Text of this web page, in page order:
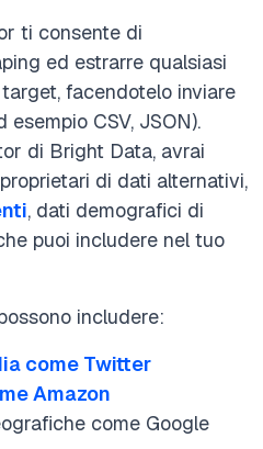
ti consente di
ed estrarre qualsiasi
facendotelo inviare
CSV, JSON).
di Bright Data, avrai
di dati alternativi,
, dati demografici di
puoi includere nel tuo
includere:
come Twitter
Amazon
come Google